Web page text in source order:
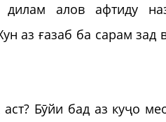
алов афтиду
аз ғазаб ба сарам зад
Бӯйи бад аз куҷо